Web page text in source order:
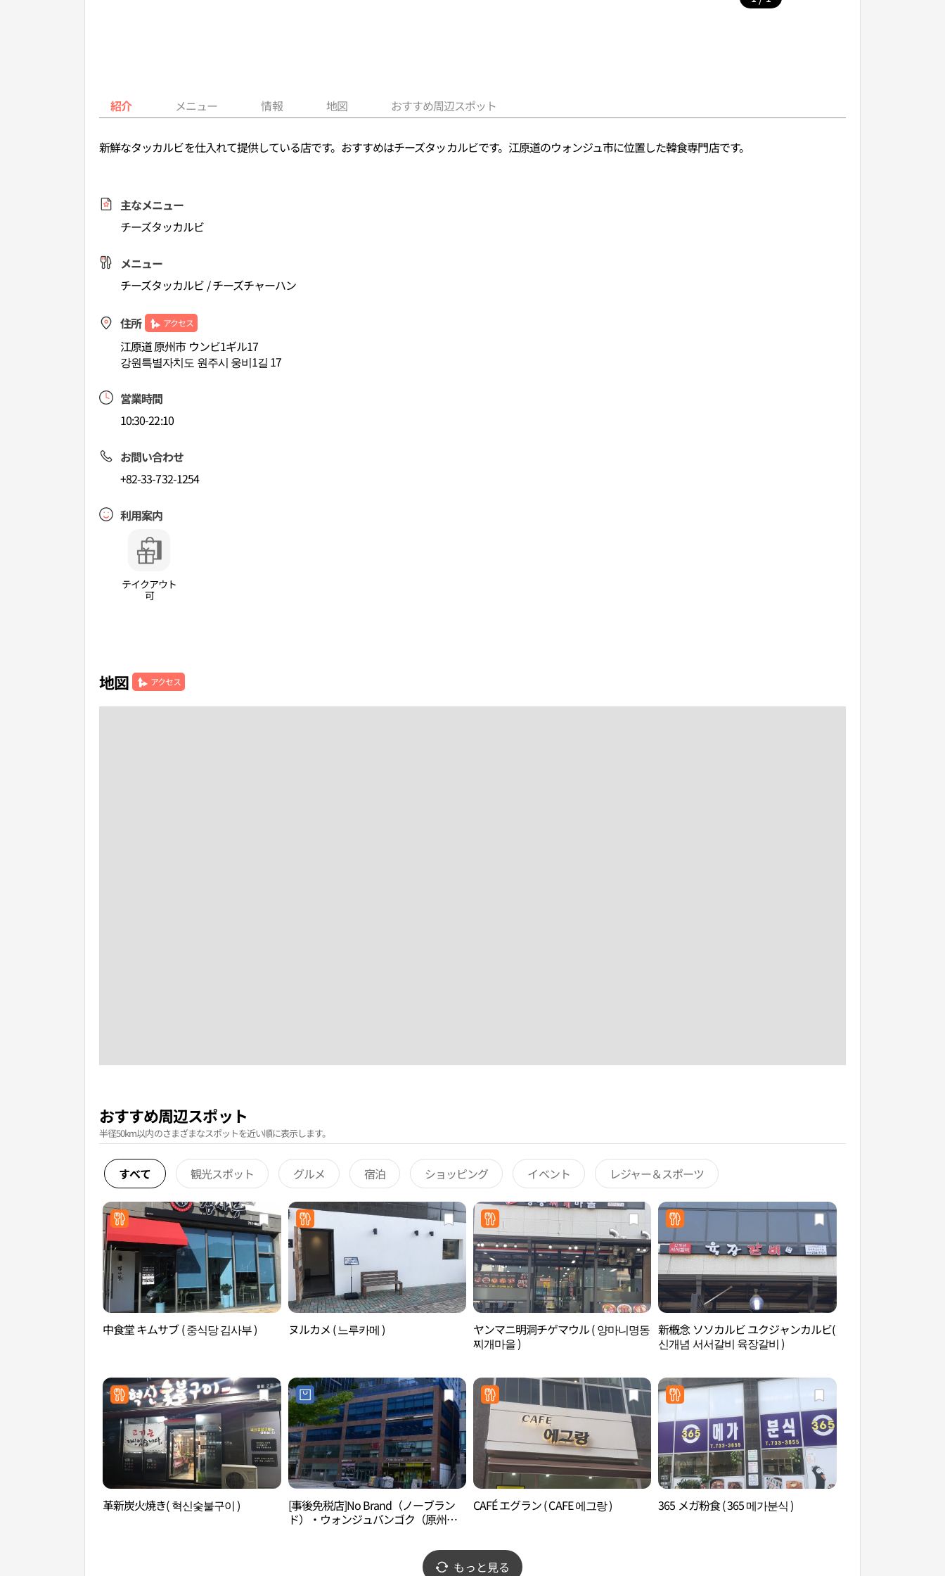
紹介 メニュー 情報 地図 おすすめ周辺スポット
新鮮なタッカルビを仕入れて提供している店です。おすすめはチーズタッカルビです。江原道のウォンジュ市に位置した韓食専門店です。
主なメニュー
チーズタッカルビ
メニュー
チーズタッカルビ / チーズチャーハン
住所 アクセス
江原道 原州市 ウンビ1ギル17
강원특별자치도 원주시 웅비1길 17
営業時間
10:30-22:10
お問い合わせ
+82-33-732-1254
利用案内
テイクアウト
可
地図 アクセス
おすすめ周辺スポット
半径50km以内のさまざまなスポットを近い順に表示します。
すべて 観光スポット グルメ 宿泊 ショッピング イベント レジャー＆スポーツ
中食堂 キムサブ ( 중식당 김사부 ) ヌルカメ ( 느루카메 )
ヤンマニ明洞チゲマウル ( 양마니명동
찌개마을 )
新槪念 ソソカルビ ユクジャンカルビ(
신개념 서서갈비 육장갈비 )
革新炭火焼き( 혁신숯불구이 )
[事後免税店]No Brand（ノーブラン
ド）・ウォンジュバンゴク（原州盤
CAFÉ エグラン ( CAFE 에그랑 ) 365 メガ粉食 ( 365 메가분식 )
もっと見る